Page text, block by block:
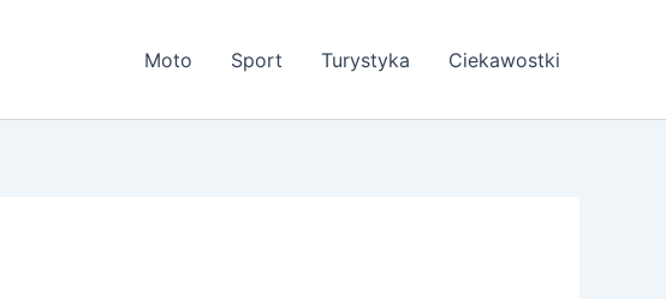
Moto Sport Turystyka Ciekawostki